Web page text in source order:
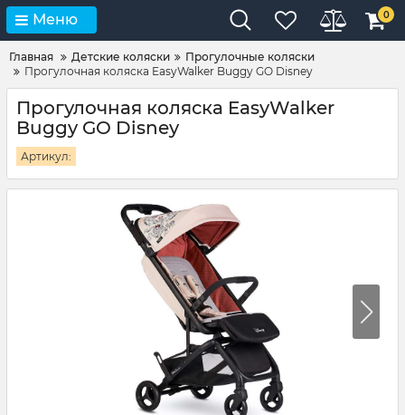
Меню 0
Главная Детские коляски
Прогулочные коляски
Прогулочная коляска EasyWalker Buggy GO Disney
Прогулочная коляска EasyWalker
Buggy GO Disney
Артикул: